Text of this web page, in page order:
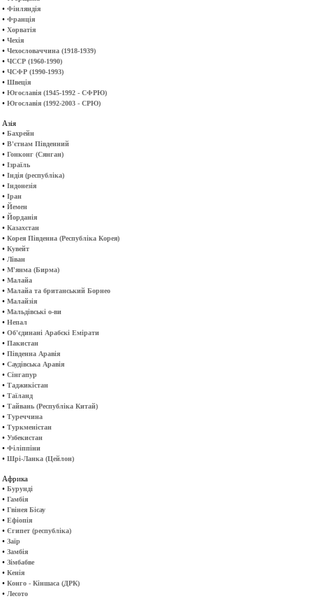
• Фінляндія
• Франція
• Хорватія
• Чехія
• Чехословаччина (1918-1939)
• ЧССР (1960-1990)
• ЧСФР (1990-1993)
• Швеція
• Югославія (1945-1992 - СФРЮ)
• Югославія (1992-2003 - СРЮ)
Азія
• Бахрейн
• В'єтнам Південний
• Гонконг (Сянган)
• Ізраїль
• Індія (республіка)
• Індонезія
• Іран
• Йемен
• Йорданія
• Казахстан
• Корея Південна (Республіка Корея)
• Кувейт
• Ліван
• М'янма (Бирма)
• Малайа
• Малайа та британський Борнео
• Малайзія
• Мальдівські о-ви
• Непал
• Об'єдинані Арабскі Емірати
• Пакистан
• Південна Аравія
• Саудівська Аравія
• Сінгапур
• Таджикістан
• Таїланд
• Тайвань (Республіка Китай)
• Туреччина
• Туркменістан
• Узбекистан
• Філіппіни
• Шрі-Ланка (Цейлон)
Африка
• Бурунді
• Гамбія
• Гвінея Бісау
• Ефіопія
• Єгипет (республіка)
• Заїр
• Замбія
• Зімбабве
• Кенія
• Конго - Кіншаса (ДРК)
• Лесото